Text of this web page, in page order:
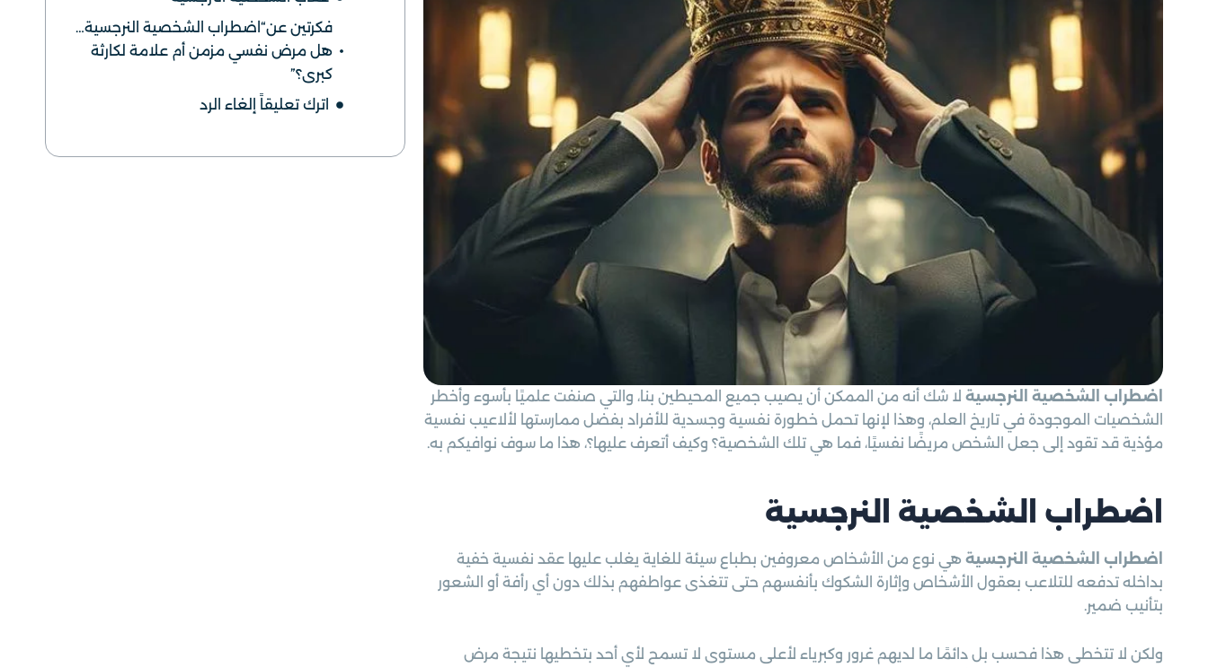
اضطراب الشخصية النرجسية لا شك أنه من الممكن أن يصيب جميع المحيطين بنا، والتي صنفت علميًا بأسوء وأخطر
الشخصيات الموجودة في تاريخ العلم، وهذا لإنها تحمل خطورة نفسية وجسدية للأفراد بفضل ممارستها لألاعيب نفسية
مؤذية قد تقود إلى جعل الشخص مريضًا نفسيًا، فما هي تلك الشخصية؟ وكيف أتعرف عليها؟، هذا ما سوف نوافيكم به.
اضطراب الشخصية النرجسية
اضطراب الشخصية النرجسية هي نوع من الأشخاص معروفين بطباع سيئة للغاية يغلب عليها عقد نفسية خفية
بداخله تدفعه للتلاعب بعقول الأشخاص وإثارة الشكوك بأنفسهم حتى تتغذى عواطفهم بذلك دون أي رأفة أو الشعور
بتأنيب ضمير.
ولكن لا تتخطى هذا فحسب بل دائمًا ما لديهم غرور وكبرياء لأعلى مستوى لا تسمح لأي أحد بتخطيها نتيجة مرض
فكرتين عن“اضطراب الشخصية النرجسية…
هل مرض نفسي مزمن أم علامة لكارثة
كبرى؟”
اترك تعليقاً إلغاء الرد